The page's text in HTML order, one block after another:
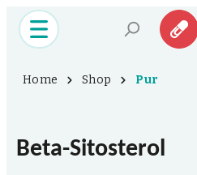
Home Shop Pur
Beta-Sitosterol